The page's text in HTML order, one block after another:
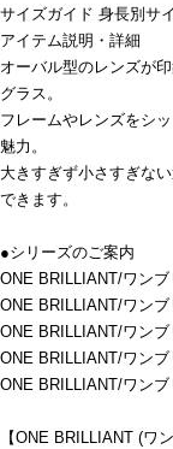
サイズガイド 身長別サ
アイテム説明・詳細
オーバル型のレンズが
グラス。
フレームやレンズをシ
魅力。
大きすぎず小さすぎな
できます。
●シリーズのご案内
ONE BRILLIANT/ワン
ONE BRILLIANT/ワン
ONE BRILLIANT/ワン
ONE BRILLIANT/ワン
ONE BRILLIANT/ワン
【ONE BRILLIANT (ワ